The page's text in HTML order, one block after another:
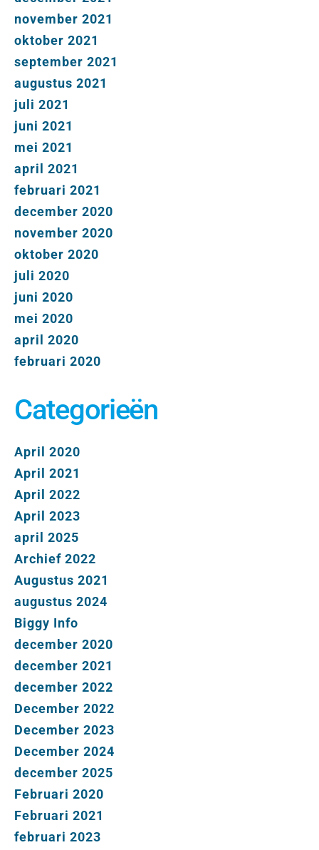
november 2021
oktober 2021
september 2021
augustus 2021
juli 2021
juni 2021
mei 2021
april 2021
februari 2021
december 2020
november 2020
oktober 2020
juli 2020
juni 2020
mei 2020
april 2020
februari 2020
Categorieën
April 2020
April 2021
April 2022
April 2023
april 2025
Archief 2022
Augustus 2021
augustus 2024
Biggy Info
december 2020
december 2021
december 2022
December 2022
December 2023
December 2024
december 2025
Februari 2020
Februari 2021
februari 2023